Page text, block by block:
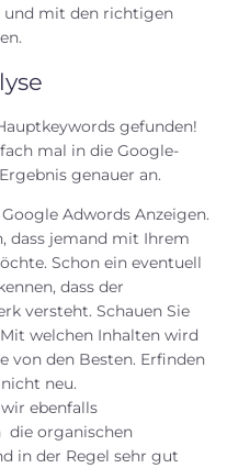
und mit den richtigen
gefunden!
mal in die Google-
genauer an.
Adwords Anzeigen.
dass jemand mit Ihrem
Schon ein eventuell
dass der
versteht. Schauen Sie
welchen Inhalten wird
von den Besten. Erfinden
neu.
ebenfalls
die organischen
in der Regel sehr gut